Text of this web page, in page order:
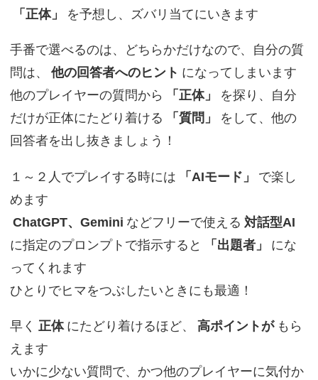
「正体」
を予想し、ズバリ当てにいきます
手番で選べるのは、どちらかだけなので、自分の質
問は、
他の回答者へのヒント になってしまいます
他のプレイヤーの質問から
「正体」
を探り、自分
だけが正体にたどり着ける
「質問」
をして、他の
回答者を出し抜きましょう！
１～２人でプレイする時には 「AIモード」
で楽し
めます
ChatGPT、Gemini などフリーで使える 対話型AI
に指定のプロンプトで指示すると
「出題者」
にな
ってくれます
ひとりでヒマをつぶしたいときにも最適！
早く 正体 にたどり着けるほど、 高ポイントが もら
えます
いかに少ない質問で、かつ他のプレイヤーに気付か